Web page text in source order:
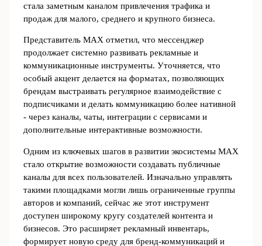
стала заметным каналом привлечения трафика и
продаж для малого, среднего и крупного бизнеса.
Представитель MAX отметил, что мессенджер
продолжает системно развивать рекламные и
коммуникационные инструменты. Уточняется, что
особый акцент делается на форматах, позволяющих
брендам выстраивать регулярное взаимодействие с
подписчиками и делать коммуникацию более нативной
- через каналы, чаты, интеграции с сервисами и
дополнительные интерактивные возможности.
Одним из ключевых шагов в развитии экосистемы MAX
стало открытие возможности создавать публичные
каналы для всех пользователей. Изначально управлять
такими площадками могли лишь ограниченные группы
авторов и компаний, сейчас же этот инструмент
доступен широкому кругу создателей контента и
бизнесов. Это расширяет рекламный инвентарь,
формирует новую среду для бренд‑коммуникаций и